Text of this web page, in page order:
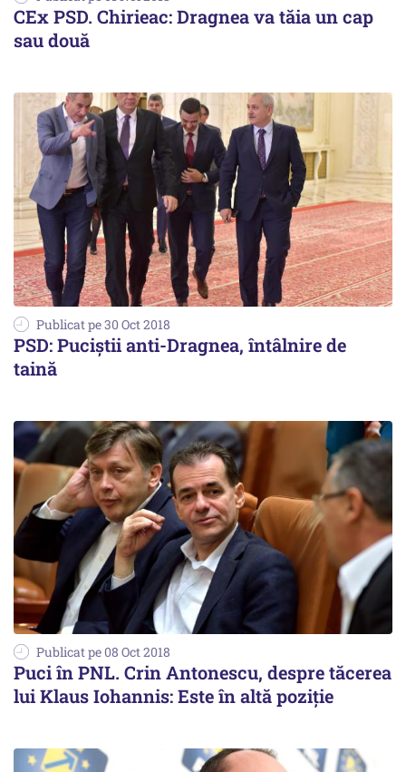
CEx PSD. Chirieac: Dragnea va tăia un cap
sau două
Publicat pe 30 Oct 2018
PSD: Puciștii anti-Dragnea, întâlnire de
taină
Publicat pe 08 Oct 2018
Puci în PNL. Crin Antonescu, despre tăcerea
lui Klaus Iohannis: Este în altă poziție